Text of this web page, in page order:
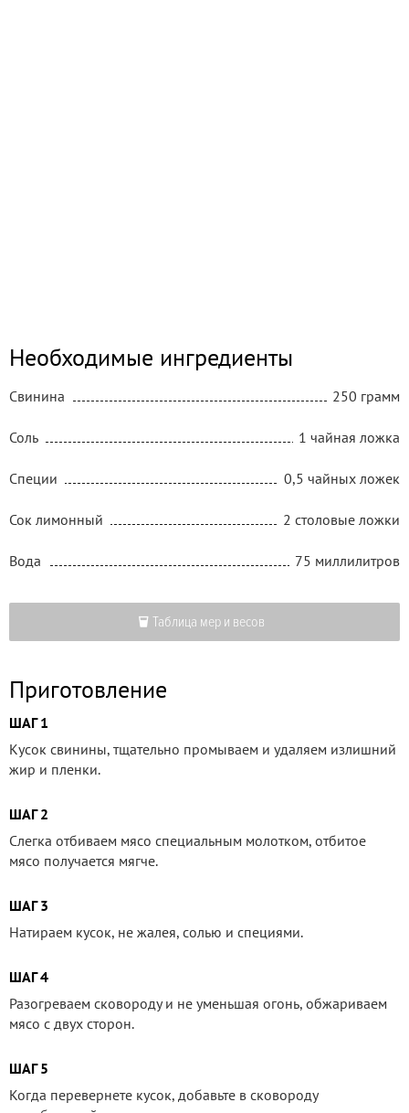
Необходимые ингредиенты
Свинина 250 грамм
Соль 1 чайная ложка
Специи 0,5 чайных ложек
Сок лимонный 2 столовые ложки
Вода 75 миллилитров
Таблица мер и весов
Приготовление
ШАГ 1
Кусок свинины, тщательно промываем и удаляем излишний
жир и пленки.
ШАГ 2
Слегка отбиваем мясо специальным молотком, отбитое
мясо получается мягче.
ШАГ 3
Натираем кусок, не жалея, солью и специями.
ШАГ 4
Разогреваем сковороду и не уменьшая огонь, обжариваем
мясо с двух сторон.
ШАГ 5
Когда перевернете кусок, добавьте в сковороду